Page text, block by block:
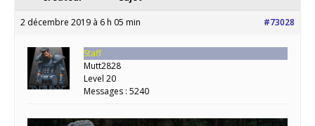
2 décembre 2019 à 6 h 05 min #73028
Staff
Mutt2828
Level 20
Messages : 5240